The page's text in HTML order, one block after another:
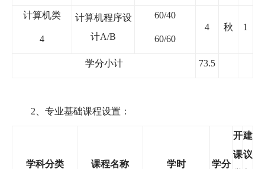
计算机类
4
计算机程序设
计A/B
60/40
60/60
4 秋 1
学分小计 73.5
2 、专业基础课程设置：
学科分类 课程名称 学时 学分
开
课
建
议